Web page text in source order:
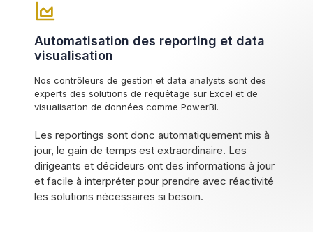
Automatisation des reporting et data
visualisation
Nos contrôleurs de gestion et data analysts sont des
experts des solutions de requêtage sur Excel et de
visualisation de données comme PowerBI.
Les reportings sont donc automatiquement mis à
jour, le gain de temps est extraordinaire. Les
dirigeants et décideurs ont des informations à jour
et facile à interpréter pour prendre avec réactivité
les solutions nécessaires si besoin.